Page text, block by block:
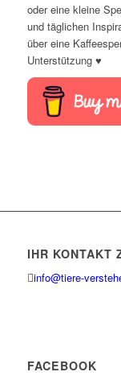
oder eine kleine
und täglichen
über eine
Unterstützung ♥
IHR KONTAKT
info@tiere-
FACEBOOK